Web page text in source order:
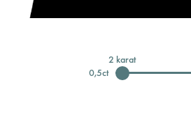
0,5ct
2 karat